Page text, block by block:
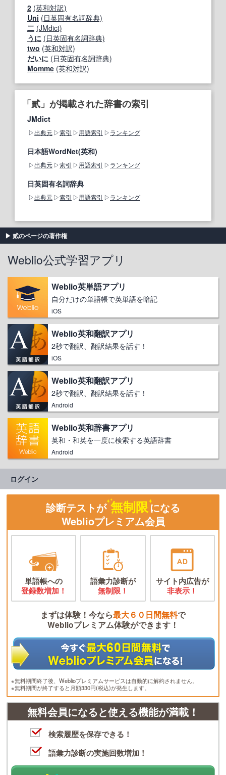
2 (英和対訳)
Uni (日英固有名詞辞典)
二 (JMdict)
うに (日英固有名詞辞典)
two (英和対訳)
だいに (日英固有名詞辞典)
Momme (英和対訳)
「貳」が掲載された辞書の索引
JMdict
出典元 索引 用語索引 ランキング
日本語WordNet(英和)
出典元 索引 用語索引 ランキング
日英固有名詞辞典
出典元 索引 用語索引 ランキング
貳のページの著作権
Weblio公式学習アプリ
Weblio英単語アプリ
自分だけの単語帳で英単語を暗記
iOS
Weblio英和翻訳アプリ
2秒で翻訳、翻訳結果を話す！
iOS
Weblio英和翻訳アプリ
2秒で翻訳、翻訳結果を話す！
Android
Weblio英和辞書アプリ
英和・和英を一度に検索する英語辞書
Android
ログイン
診断テストが 無制限になる
Weblioプレミアム会員
単語帳への
登録数増加！
語彙力診断が
無制限！
サイト内広告が
非表示！
まずは体験！今なら最大６０日間無料で
Weblioプレミアム体験ができます！
※無料期間終了後、Weblioプレミアムサービスは自動的に解約されません。
※無料期間が終了すると月額330円(税込)が発生します。
無料会員になると使える機能が満載！
検索履歴を保存できる！
語彙力診断の実施回数増加！